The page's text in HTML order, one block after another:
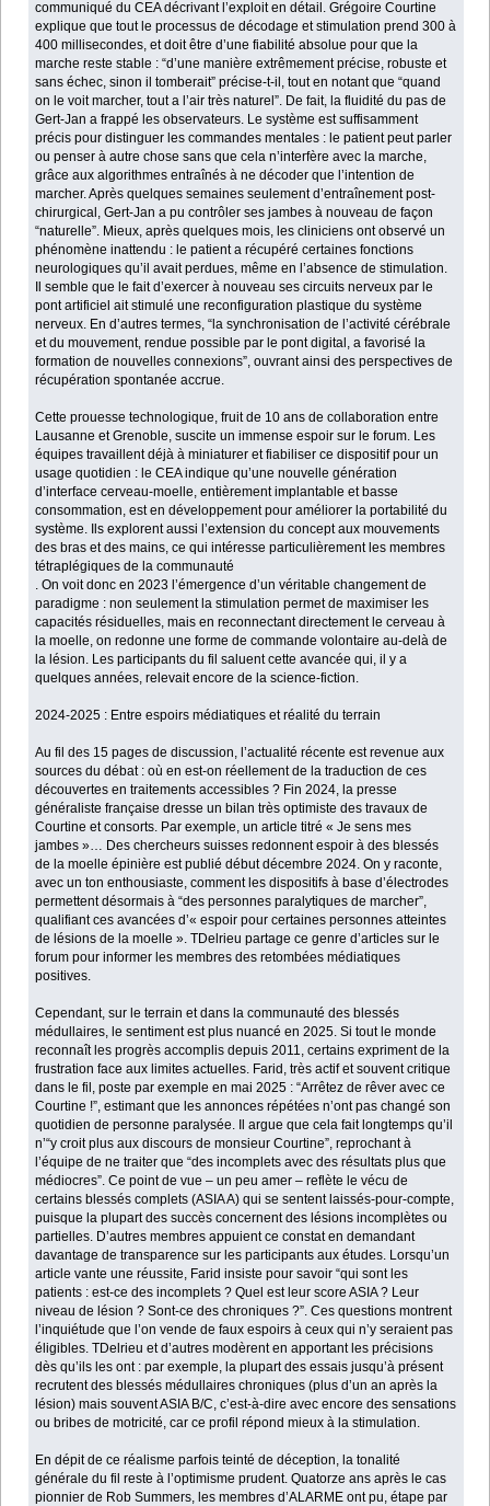
communiqué du CEA décrivant l’exploit en détail. Grégoire Courtine
explique que tout le processus de décodage et stimulation prend 300 à
400 millisecondes, et doit être d’une fiabilité absolue pour que la
marche reste stable : “d’une manière extrêmement précise, robuste et
sans échec, sinon il tomberait” précise-t-il, tout en notant que “quand
on le voit marcher, tout a l’air très naturel”. De fait, la fluidité du pas de
Gert-Jan a frappé les observateurs. Le système est suffisamment
précis pour distinguer les commandes mentales : le patient peut parler
ou penser à autre chose sans que cela n’interfère avec la marche,
grâce aux algorithmes entraînés à ne décoder que l’intention de
marcher. Après quelques semaines seulement d’entraînement post-
chirurgical, Gert-Jan a pu contrôler ses jambes à nouveau de façon
“naturelle”. Mieux, après quelques mois, les cliniciens ont observé un
phénomène inattendu : le patient a récupéré certaines fonctions
neurologiques qu’il avait perdues, même en l’absence de stimulation.
Il semble que le fait d’exercer à nouveau ses circuits nerveux par le
pont artificiel ait stimulé une reconfiguration plastique du système
nerveux. En d’autres termes, “la synchronisation de l’activité cérébrale
et du mouvement, rendue possible par le pont digital, a favorisé la
formation de nouvelles connexions”, ouvrant ainsi des perspectives de
récupération spontanée accrue.
Cette prouesse technologique, fruit de 10 ans de collaboration entre
Lausanne et Grenoble, suscite un immense espoir sur le forum. Les
équipes travaillent déjà à miniaturer et fiabiliser ce dispositif pour un
usage quotidien : le CEA indique qu’une nouvelle génération
d’interface cerveau-moelle, entièrement implantable et basse
consommation, est en développement pour améliorer la portabilité du
système. Ils explorent aussi l’extension du concept aux mouvements
des bras et des mains, ce qui intéresse particulièrement les membres
tétraplégiques de la communauté
. On voit donc en 2023 l’émergence d’un véritable changement de
paradigme : non seulement la stimulation permet de maximiser les
capacités résiduelles, mais en reconnectant directement le cerveau à
la moelle, on redonne une forme de commande volontaire au-delà de
la lésion. Les participants du fil saluent cette avancée qui, il y a
quelques années, relevait encore de la science-fiction.
2024-2025 : Entre espoirs médiatiques et réalité du terrain
Au fil des 15 pages de discussion, l’actualité récente est revenue aux
sources du débat : où en est-on réellement de la traduction de ces
découvertes en traitements accessibles ? Fin 2024, la presse
généraliste française dresse un bilan très optimiste des travaux de
Courtine et consorts. Par exemple, un article titré « Je sens mes
jambes »… Des chercheurs suisses redonnent espoir à des blessés
de la moelle épinière est publié début décembre 2024. On y raconte,
avec un ton enthousiaste, comment les dispositifs à base d’électrodes
permettent désormais à “des personnes paralytiques de marcher”,
qualifiant ces avancées d’« espoir pour certaines personnes atteintes
de lésions de la moelle ». TDelrieu partage ce genre d’articles sur le
forum pour informer les membres des retombées médiatiques
positives.
Cependant, sur le terrain et dans la communauté des blessés
médullaires, le sentiment est plus nuancé en 2025. Si tout le monde
reconnaît les progrès accomplis depuis 2011, certains expriment de la
frustration face aux limites actuelles. Farid, très actif et souvent critique
dans le fil, poste par exemple en mai 2025 : “Arrêtez de rêver avec ce
Courtine !”, estimant que les annonces répétées n’ont pas changé son
quotidien de personne paralysée. Il argue que cela fait longtemps qu’il
n’“y croit plus aux discours de monsieur Courtine”, reprochant à
l’équipe de ne traiter que “des incomplets avec des résultats plus que
médiocres”. Ce point de vue – un peu amer – reflète le vécu de
certains blessés complets (ASIA A) qui se sentent laissés-pour-compte,
puisque la plupart des succès concernent des lésions incomplètes ou
partielles. D’autres membres appuient ce constat en demandant
davantage de transparence sur les participants aux études. Lorsqu’un
article vante une réussite, Farid insiste pour savoir “qui sont les
patients : est-ce des incomplets ? Quel est leur score ASIA ? Leur
niveau de lésion ? Sont-ce des chroniques ?”. Ces questions montrent
l’inquiétude que l’on vende de faux espoirs à ceux qui n’y seraient pas
éligibles. TDelrieu et d’autres modèrent en apportant les précisions
dès qu’ils les ont : par exemple, la plupart des essais jusqu’à présent
recrutent des blessés médullaires chroniques (plus d’un an après la
lésion) mais souvent ASIA B/C, c’est-à-dire avec encore des sensations
ou bribes de motricité, car ce profil répond mieux à la stimulation.
En dépit de ce réalisme parfois teinté de déception, la tonalité
générale du fil reste à l’optimisme prudent. Quatorze ans après le cas
pionnier de Rob Summers, les membres d’ALARME ont pu, étape par